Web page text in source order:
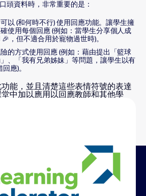
頭資料時，非常重要的是：
以 (和何時不行) 使用回應功能。讓學生擁
使用每個回應 (例如：當學生分享個人成
，但不適合用於寵物過世時)。
的方式使用回應 (例如：藉由提出「籃球
、「我有兄弟姊妹」等問題，讓學生以有
應)。
能，並且清楚這些表情符號的表達
中加以應用以回應教師和其他學
動。一些收集非口頭資料的方式包
器 (Learning
發